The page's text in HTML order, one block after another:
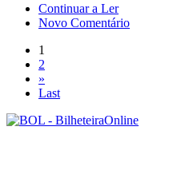
Continuar a Ler
Novo Comentário
1
2
»
Last